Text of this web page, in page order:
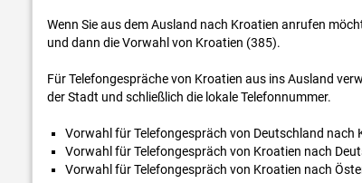
Wenn Sie aus dem Ausland nach Kroatien anrufen
und dann die Vorwahl von Kroatien (385).
Für Telefongespräche von Kroatien aus ins Ausland
der Stadt und schließlich die lokale Telefonnummer.
Vorwahl für Telefongespräch von Deutschland
Vorwahl für Telefongespräch von Kroatien nach
Vorwahl für Telefongespräch von Kroatien nach